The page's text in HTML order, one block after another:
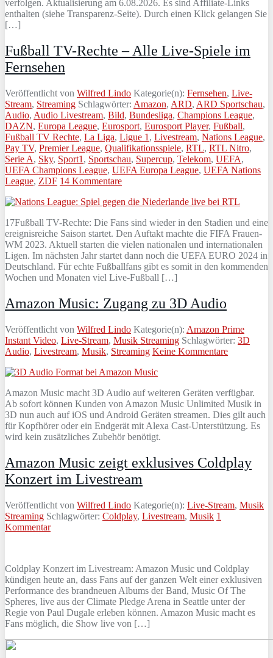
verfolgen. Aktualisierung am 6.08.2026. Es sind Affiliate-Links
enthalten (siehe Transparenz-Seite). Durch einen Klick gelangen Sie
[…]
Fußball TV-Rechte – Alle Live-Spiele im
Fernsehen
Veröffentlicht von Wilfred Lindo Kategorie(n): Fernsehen, Live-
Stream, Streaming Schlagwörter: Amazon, ARD, ARD Sportschau,
Audio, Audio Livestream, Bild, Bundesliga, Champions League,
DAZN, Europa League, Eurosport, Eurosport Player, Fußball,
Fußball TV Rechte, La Liga, Ligue 1 , Livestream, Nations League,
Pay TV, Premier League, Qualifikationsspiele, RTL, RTL Nitro,
Serie A, Sky, Sport1 , Sportschau, Supercup, Telekom, UEFA,
UEFA Champions League, UEFA Europa League, UEFA Nations
League, ZDF 14 Kommentare
17Fußball TV-Rechte: Die Fans sind wieder in den Stadien und eine
ereignisreiche Saison startet. Den Auftakt machte die FIFA Frauen-
WM 2023. Aktuell starten die vielen nationalen und internationalen
Ligen. Im nächsten Jahr startet dann noch die UEFA EURO 2024 in
Deutschland. Für echte Fußballfans gibt es somit in den kommenden
Wochen und Monaten viel Live-Fußball […]
Amazon Music: Zugang zu 3D Audio
Veröffentlicht von Wilfred Lindo Kategorie(n): Amazon Prime
Instant Video, Live-Stream, Musik Streaming Schlagwörter: 3D
Audio, Livestream, Musik, Streaming Keine Kommentare
Amazon Music macht 3D Audio auf weiteren Geräten verfügbar.
Ab sofort können Kunden von Amazon Music Unlimited Musik in
3D nun auch auf iOS und Android Geräten streamen. Dies gilt auch
für Kopfhörer oder ein Endgerät mit Alexa Cast-Unterstützung. Es
wird kein zusätzliches Zubehör benötigt.
Amazon Music zeigt exklusives Coldplay
Konzert im Livestream
Veröffentlicht von Wilfred Lindo Kategorie(n): Live-Stream, Musik
Streaming Schlagwörter: Coldplay, Livestream, Musik 1
Kommentar
Coldplay Konzert im Livestream: Amazon Music und Coldplay
kündigen heute an, dass Fans auf der ganzen Welt einer exklusiven
Performance des brandneuen Albums der Band, Music Of The
Spheres, live aus der Climate Pledge Arena in Seattle unter der
Regie von Paul Dugale erleben können. Amazon Music macht es
Fans möglich, die Show live von […]